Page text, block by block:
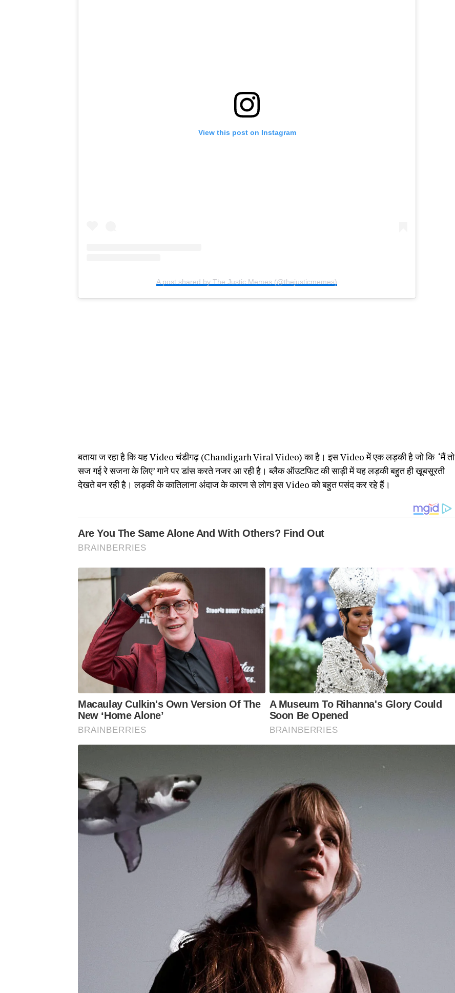
View this post on Instagram
A post shared by The Justic Memes (@thejusticmemes)
बताया ज रहा है कि यह Video चंडीगढ़ (Chandigarh Viral Video) का है। इस Video में एक लड़की है जो कि ‘मैं तो
सज गई रे सजना के लिए’ गाने पर डांस करते नजर आ रही है। ब्लैक ऑउटफिट की साड़ी में यह लड़की बहुत ही खूबसूरती
देखते बन रही है। लड़की के कातिलाना अंदाज के कारण से लोग इस Video को बहुत पसंद कर रहे हैं।